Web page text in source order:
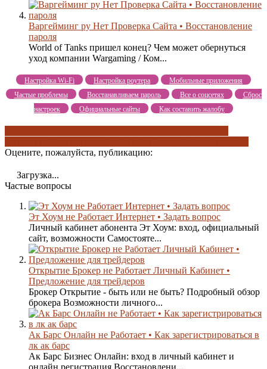
Варгейминг ру Нет Проверка Сайта • Восстановление
пароля
World of Tanks пришел конец? Чем может обернуться
уход компании Wargaming / Ком...
Настройка Wi-Fi Настройка роутера
Мобильные приложения
Частые проблемы
Восстанавливаем пароль Все о соцсетях
Сброс
настроек
Официальные сайты Как составить жалобу
Оцените, пожалуйста, публикацию:
Загрузка...
Частые вопросы
Эт Хоум не Работает Интернет • Задать вопрос
Личный кабинет абонента Эт Хоум: вход, официальный
сайт, возможности Самостояте...
Открытие Брокер не Работает Личный Кабинет •
Предложение для трейдеров
Брокер Открытие - быть или не быть? Подробный обзор
брокера Возможности личного...
Ак Барс Онлайн не Работает • Как зарегистрироваться в
лк ак барс
Ак Барс Бизнес Онлайн: вход в личный кабинет и